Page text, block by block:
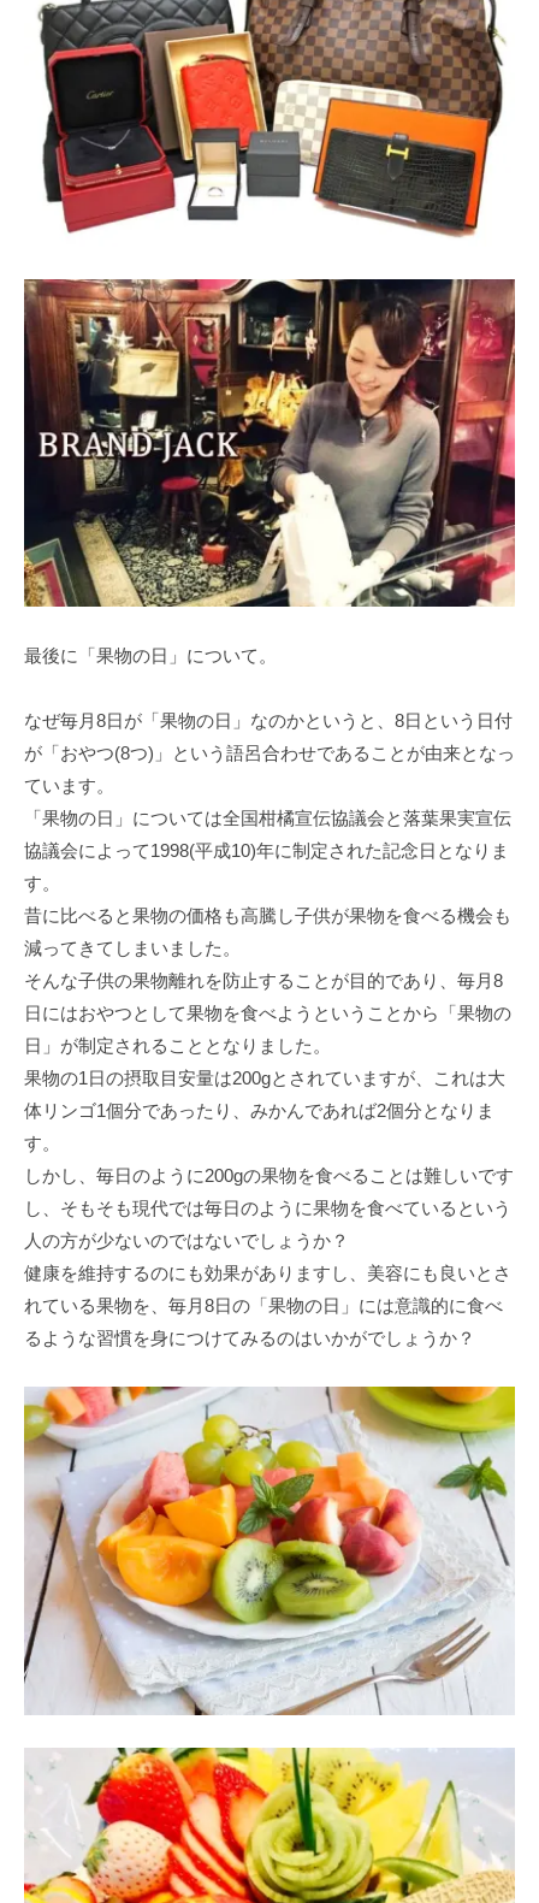
最後に「果物の日」について。
なぜ毎月8日が「果物の日」なのかというと、8日という日付
が「おやつ(8つ)」という語呂合わせであることが由来となっ
ています。
「果物の日」については全国柑橘宣伝協議会と落葉果実宣伝
協議会によって1998(平成10)年に制定された記念日となりま
す。
昔に比べると果物の価格も高騰し子供が果物を食べる機会も
減ってきてしまいました。
そんな子供の果物離れを防止することが目的であり、毎月8
日にはおやつとして果物を食べようということから「果物の
日」が制定されることとなりました。
果物の1日の摂取目安量は200gとされていますが、これは大
体リンゴ1個分であったり、みかんであれば2個分となりま
す。
しかし、毎日のように200gの果物を食べることは難しいです
し、そもそも現代では毎日のように果物を食べているという
人の方が少ないのではないでしょうか？
健康を維持するのにも効果がありますし、美容にも良いとさ
れている果物を、毎月8日の「果物の日」には意識的に食べ
るような習慣を身につけてみるのはいかがでしょうか？